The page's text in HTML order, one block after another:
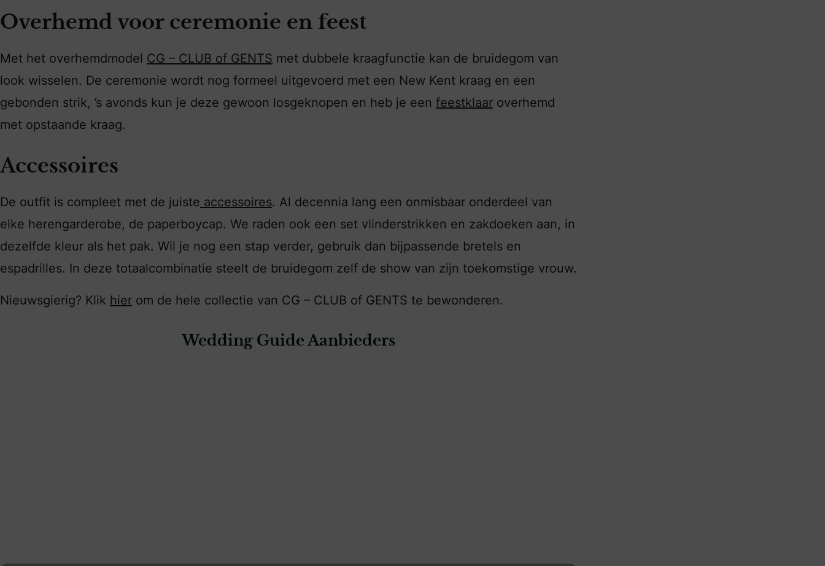
Overhemd voor ceremonie en feest
Met het overhemdmodel CG – CLUB of GENTS met dubbele kraagfunctie kan de bruidegom van
look wisselen. De ceremonie wordt nog formeel uitgevoerd met een New Kent kraag en een
gebonden strik, ’s avonds kun je deze gewoon losgeknopen en heb je een feestklaar overhemd
met opstaande kraag.
Accessoires
De outfit is compleet met de juiste accessoires. Al decennia lang een onmisbaar onderdeel van
elke herengarderobe, de paperboycap. We raden ook een set vlinderstrikken en zakdoeken aan, in
dezelfde kleur als het pak. Wil je nog een stap verder, gebruik dan bijpassende bretels en
espadrilles. In deze totaalcombinatie steelt de bruidegom zelf de show van zijn toekomstige vrouw.
Nieuwsgierig? Klik hier om de hele collectie van CG – CLUB of GENTS te bewonderen.
Wedding Guide Aanbieders